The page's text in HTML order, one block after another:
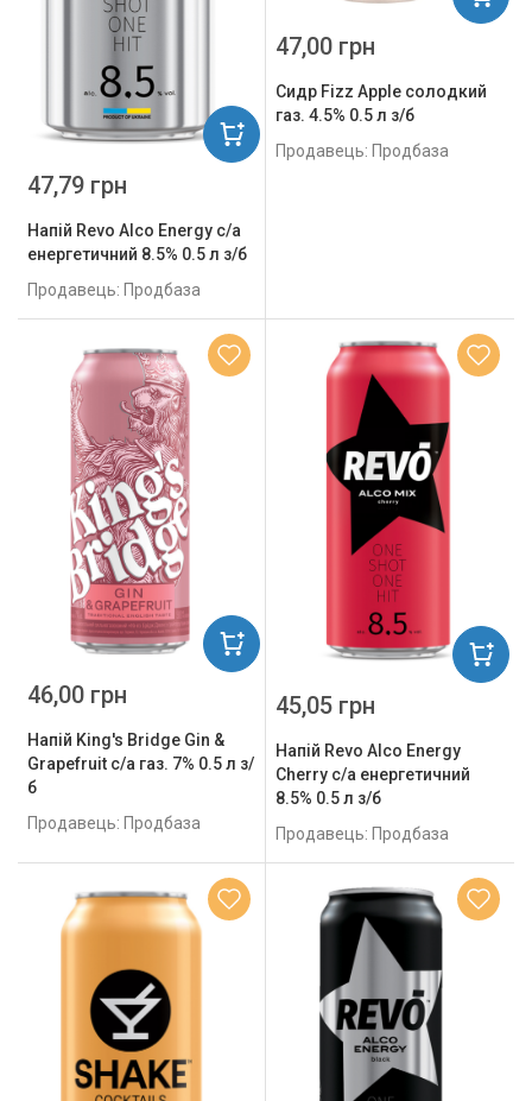
Напій Revo Alco Energy с/а
енергетичний 8.5% 0.5 л з/б
Продавець: Продбаза
47,79 грн
Сидр Fizz Apple солодкий
газ. 4.5% 0.5 л з/б
Продавець: Продбаза
47,00 грн
Напій King's Bridge Gin &
Grapefruit с/а газ. 7% 0.5 л з/
б
Продавець: Продбаза
46,00 грн
Напій Revo Alco Energy
Cherry с/а енергетичний
8.5% 0.5 л з/б
Продавець: Продбаза
45,05 грн